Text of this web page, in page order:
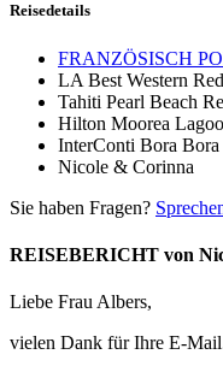
Reisedetails
FRANZÖSISCH
LA Best Western
Tahiti Pearl Beach
Hilton Moorea
InterConti Bora
Nicole & Corinna
Sie haben Fragen?
REISEBERICHT von
Liebe Frau Albers,
vielen Dank für Ihre E-